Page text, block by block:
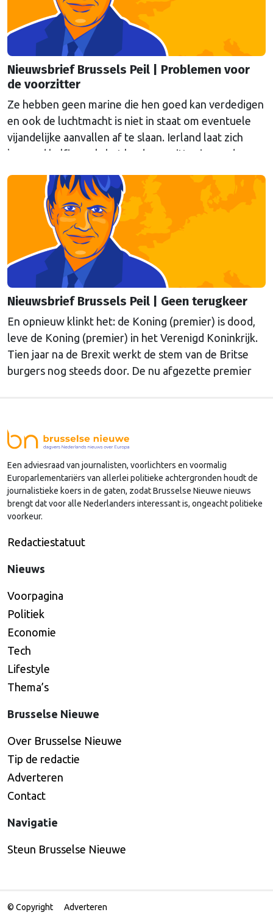
Nieuwsbrief Brussels Peil | Problemen voor
de voorzitter
Ze hebben geen marine die hen goed kan verdedigen
en ook de luchtmacht is niet in staat om eventuele
vijandelijke aanvallen af te slaan. Ierland laat zich
komend halfjaar, als het land voorzitter is van de
Britten, schrijft onze hoofdredacteur Bert van
Slooten (cartoon) in de nieuwsbrief Brussels Peil van
deze week.
Nieuwsbrief Brussels Peil | Geen terugkeer
En opnieuw klinkt het: de Koning (premier) is dood,
leve de Koning (premier) in het Verenigd Koninkrijk.
Tien jaar na de Brexit werkt de stem van de Britse
burgers nog steeds door. De nu afgezette premier
lidmaatschap van de Unie, schrijft onze
hoofdredacteur Bert van Slooten (cartoon) deze
week in de nieuwsbrief Brussels Peil.
Een adviesraad van journalisten, voorlichters en voormalig
Europarlementariërs van allerlei politieke achtergronden houdt de
journalistieke koers in de gaten, zodat Brusselse Nieuwe nieuws
brengt dat voor alle Nederlanders interessant is, ongeacht politieke
voorkeur.
Redactiestatuut
Nieuws
Voorpagina
Politiek
Economie
Tech
Lifestyle
Thema’s
Brusselse Nieuwe
Over Brusselse Nieuwe
Tip de redactie
Adverteren
Contact
Navigatie
Steun Brusselse Nieuwe
© Copyright Adverteren